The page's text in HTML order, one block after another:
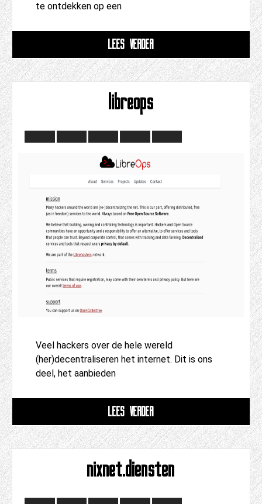
te ontdekken op een
LEES VERDER
libreops
Veel hackers over de hele wereld
(her)decentraliseren het internet. Dit is ons
deel, het aanbieden
LEES VERDER
nixnet.diensten